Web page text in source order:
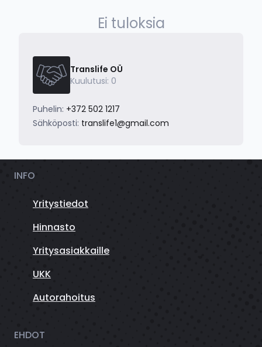
Ei tuloksia
Translife OÜ
Kuulutusi: 0
Puhelin: +372 502 1217
Sähköposti: translife1@gmail.com
INFO
Yritystiedot
Hinnasto
Yritysasiakkaille
UKK
Autorahoitus
EHDOT